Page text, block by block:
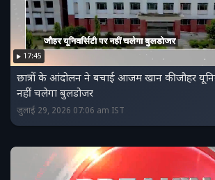
17:45
छात्रों के आंदोलन ने बचाई आजम खान की जौहर
नहीं चलेगा बुलडोजर
जुलाई 29, 2026 07:06 am IST